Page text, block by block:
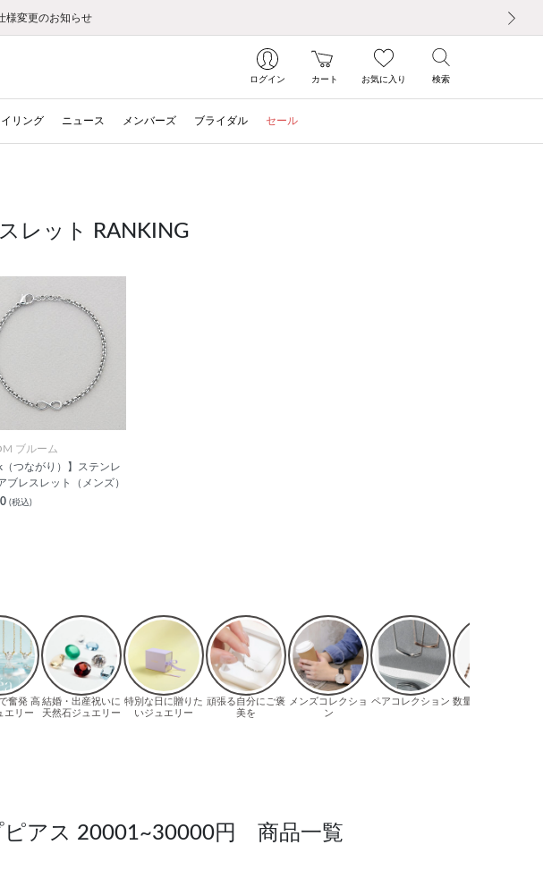
案内
影響について
様変更のお知らせ
ご案内
間以内に発送
ゼント！
プレゼント
プレゼント
案内
影響について
ログイン カート お気に入り 検索
イリング ニュース メンバーズ ブライダル セール
レット RANKING
ブルーム
（つながり）】ステンレ
ブレスレット（メンズ）
(税込)
アス 20001~30000円 商品一覧